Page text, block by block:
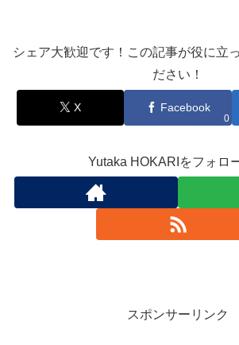
シェア大歓迎です！この記事が役に立
ださい！
X Facebook
0
Yutaka HOKARIをフォロ
スポンサーリンク